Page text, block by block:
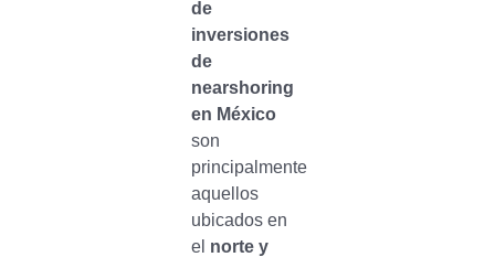
de
inversiones
de
nearshoring
en México
son
principalmente
aquellos
ubicados en
el norte y